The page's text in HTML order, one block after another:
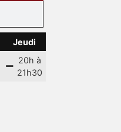
Jeudi
20h à
21h30